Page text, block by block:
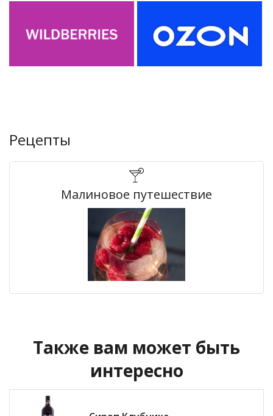
Рецепты
Малиновое путешествие
Также вам может быть
интересно